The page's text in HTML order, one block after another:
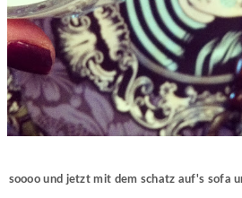
soooo und jetzt mit dem schatz auf's sofa